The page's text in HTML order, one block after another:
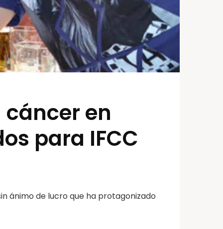
en
para IFCC
ánimo de lucro que ha protagonizado